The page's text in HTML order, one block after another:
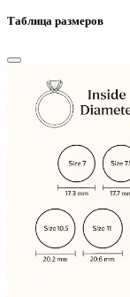
Таблица размеров